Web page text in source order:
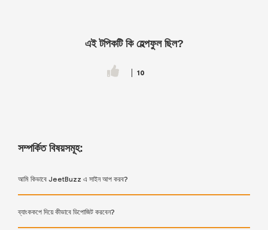
এই টপিকটি কি হেল্পফুল ছিল?
10
সম্পর্কিত বিষয়সমূহ:
আমি কিভাবে JeetBuzz এ সাইন আপ করব?
ব্যাংককপে দিয়ে কীভাবে ডিপোজিট করবেন?